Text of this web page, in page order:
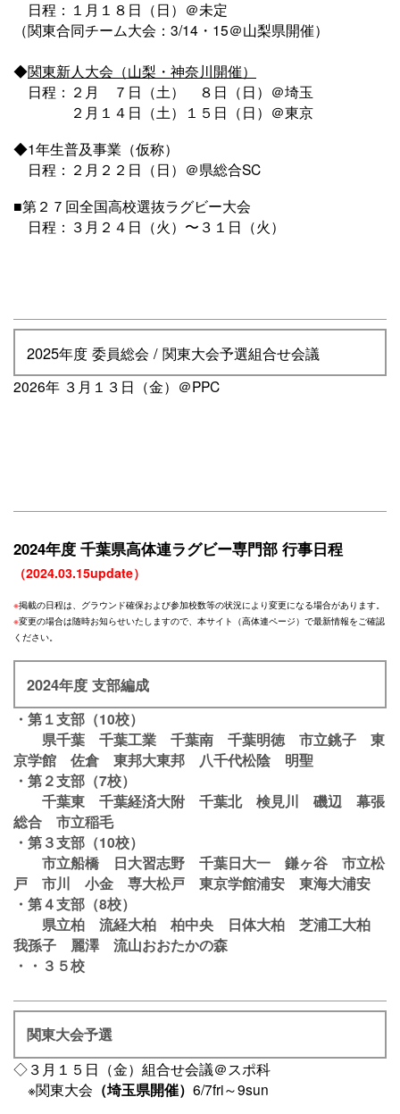
日程：１月１８日（日）＠未定
（関東合同チーム大会：3/14・15＠山梨県開催）
◆関東新人大会（山梨・神奈川開催）
日程：２月 ７日（土） ８日（日）＠埼玉
２月１４日（土）１５日（日）＠東京
◆1年生普及事業（仮称）
日程：２月２２日（日）＠県総合SC
■第２７回全国高校選抜ラグビー大会
日程：３月２４日（火）〜３１日（火）
2025年度 委員総会 / 関東大会予選組合せ会議
2026年 ３月１３日（金）＠PPC
2024年度 千葉県高体連ラグビー専門部 行事日程
（2024.03.15update）
※掲載の日程は、グラウンド確保および参加校数等の状況により変更になる場合があります。
※変更の場合は随時お知らせいたしますので、本サイト（高体連ページ）で最新情報をご確認
ください。
2024年度 支部編成
・第１支部（10校）
県千葉 千葉工業 千葉南 千葉明徳 市立銚子 東
京学館 佐倉 東邦大東邦 八千代松陰 明聖
・第２支部（7校）
千葉東 千葉経済大附 千葉北 検見川 磯辺 幕張
総合 市立稲毛
・第３支部（10校）
市立船橋 日大習志野 千葉日大一 鎌ヶ谷 市立松
戸 市川 小金 専大松戸 東京学館浦安 東海大浦安
・第４支部（8校）
県立柏 流経大柏 柏中央 日体大柏 芝浦工大柏
我孫子 麗澤 流山おおたかの森
・・３５校
関東大会予選
◇３月１５日（金）組合せ会議＠スポ科
※関東大会 （埼玉県開催） 6/7fri～9sun